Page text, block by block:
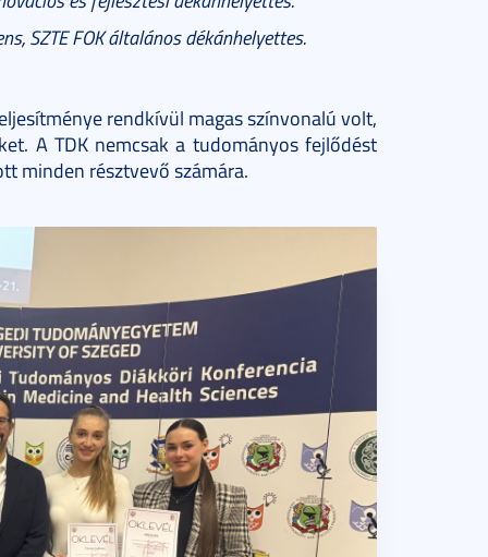
SZTE FOK általános dékánhelyettes.
rendkívül magas színvonalú volt,
A TDK nemcsak a tudományos fejlődést
minden résztvevő számára.